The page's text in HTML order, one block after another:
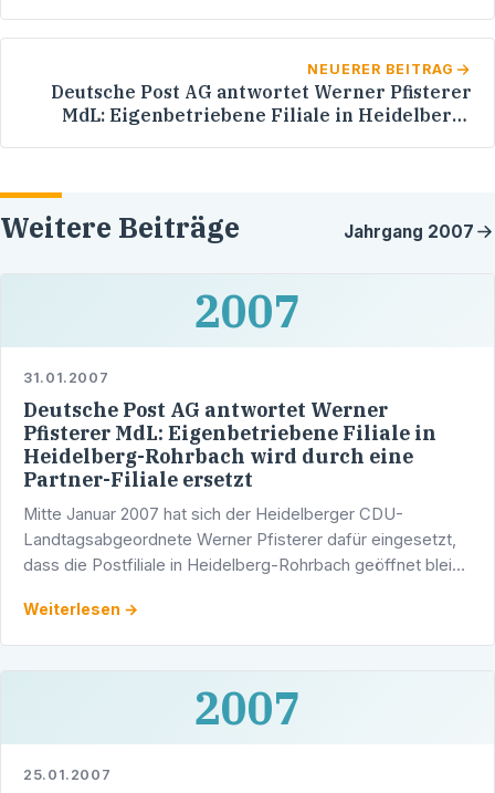
NEUERER BEITRAG
Deutsche Post AG antwortet Werner Pfisterer
MdL: Eigenbetriebene Filiale in Heidelberg-
Weitere Beiträge Jahrgang 2007
2007
31.01.2007
Deutsche Post AG antwortet Werner
Pfisterer MdL: Eigenbetriebene Filiale in
Heidelberg-Rohrbach wird durch eine
Partner-Filiale ersetzt
Mitte Januar 2007 hat sich der Heidelberger CDU-
Landtagsabgeordnete Werner Pfisterer dafür eingesetzt,
dass die Postfiliale in Heidelberg-Rohrbach geöffnet bleibt.
Weiterlesen →
2007
25.01.2007